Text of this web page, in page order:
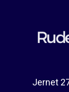
Jernet